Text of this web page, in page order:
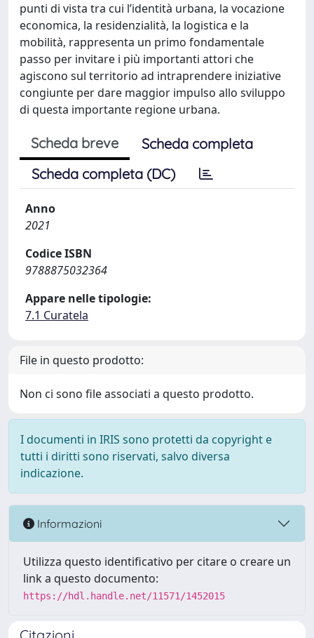
punti di vista tra cui l’identità urbana, la vocazione
economica, la residenzialità, la logistica e la
mobilità, rappresenta un primo fondamentale
passo per invitare i più importanti attori che
agiscono sul territorio ad intraprendere iniziative
congiunte per dare maggior impulso allo sviluppo
di questa importante regione urbana.
Scheda breve
Scheda completa
Scheda completa (DC)
Anno
2021
Codice ISBN
9788875032364
Appare nelle tipologie:
7.1 Curatela
File in questo prodotto:
Non ci sono file associati a questo prodotto.
I documenti in IRIS sono protetti da copyright e
tutti i diritti sono riservati, salvo diversa
indicazione.
Informazioni
Utilizza questo identificativo per citare o creare un
link a questo documento:
https://hdl.handle.net/11571/1452015